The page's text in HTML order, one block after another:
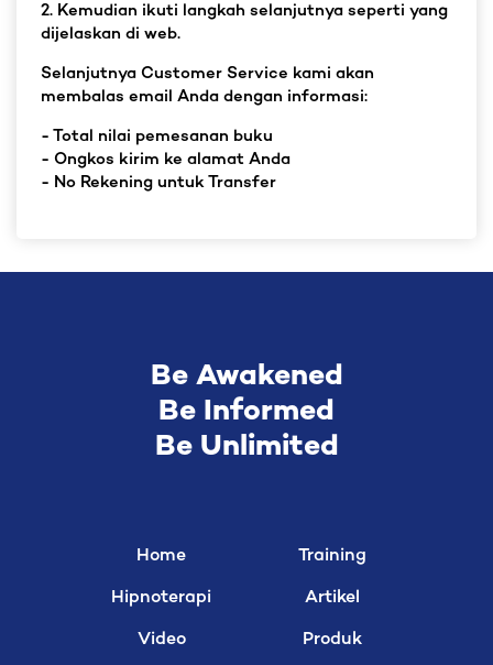
2. Kemudian ikuti langkah selanjutnya seperti yang
dijelaskan di web.
Selanjutnya Customer Service kami akan
membalas email Anda dengan informasi:
- Total nilai pemesanan buku
- Ongkos kirim ke alamat Anda
- No Rekening untuk Transfer
Be Awakened
Be Informed
Be Unlimited
Home
Hipnoterapi
Video
Training
Artikel
Produk